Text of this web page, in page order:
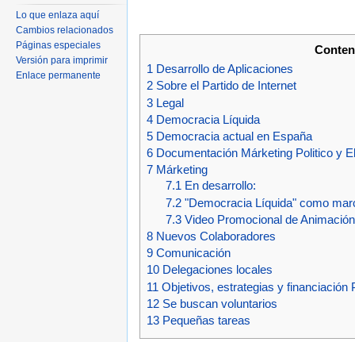
1 Desarrollo de Aplicaciones
2 Sobre el Partido de Internet
3 Legal
4 Democracia Líquida
5 Democracia actual en España
6 Documentación Márketing Politico y
7 Márketing
7.1 En desarrollo:
7.2 "Democracia Líquida" como
7.3 Video Promocional de Animación
8 Nuevos Colaboradores
9 Comunicación
10 Delegaciones locales
11 Objetivos, estrategias y financiación
12 Se buscan voluntarios
13 Pequeñas tareas
Lo que enlaza aquí
Cambios relacionados
Páginas especiales
Versión para imprimir
Enlace permanente